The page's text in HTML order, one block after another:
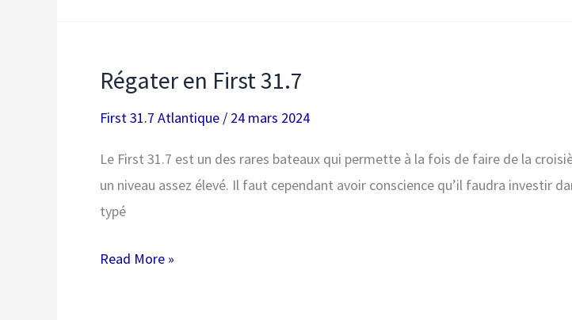
un
grand
pour
les
First
!
Régater en First 31.7
First 31.7 Atlantique / 24 mars 2024
Le First 31.7 est un des rares bateaux qui permette à la fois de faire de la
un niveau assez élevé. Il faut cependant avoir conscience qu’il faudra investir
typé
Régater
Read More »